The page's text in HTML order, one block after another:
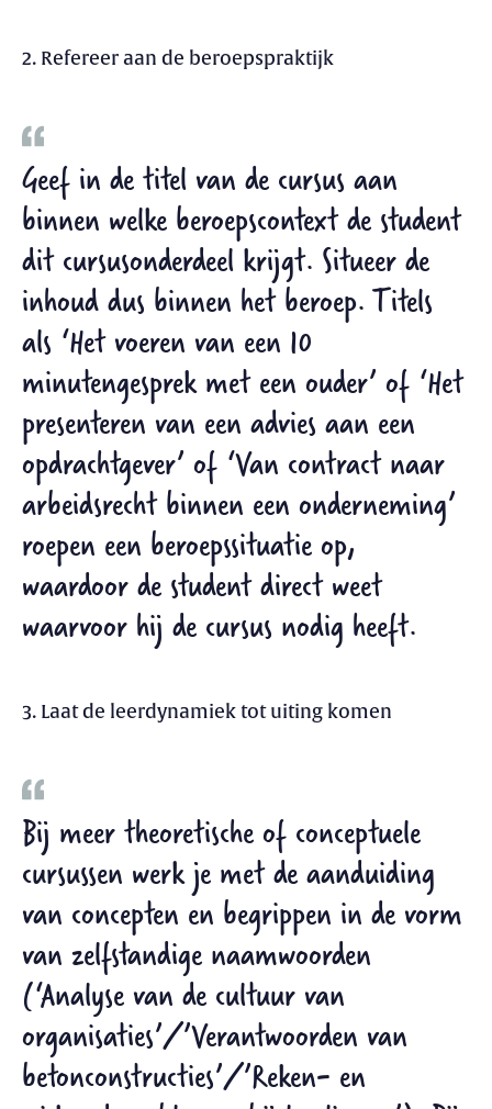
2. Refereer aan de beroepspraktijk
Geef in de titel van de cursus aan
binnen welke beroepscontext de student
dit cursusonderdeel krijgt. Situeer de
inhoud dus binnen het beroep. Titels
als ‘Het voeren van een 10
minutengesprek met een ouder’ of ‘Het
presenteren van een advies aan een
opdrachtgever’ of ‘Van contract naar
arbeidsrecht binnen een onderneming’
roepen een beroepssituatie op,
waardoor de student direct weet
waarvoor hij de cursus nodig heeft.
3. Laat de leerdynamiek tot uiting komen
Bij meer theoretische of conceptuele
cursussen werk je met de aanduiding
van concepten en begrippen in de vorm
van zelfstandige naamwoorden
(‘Analyse van de cultuur van
organisaties’/’Verantwoorden van
betonconstructies’/’Reken- en